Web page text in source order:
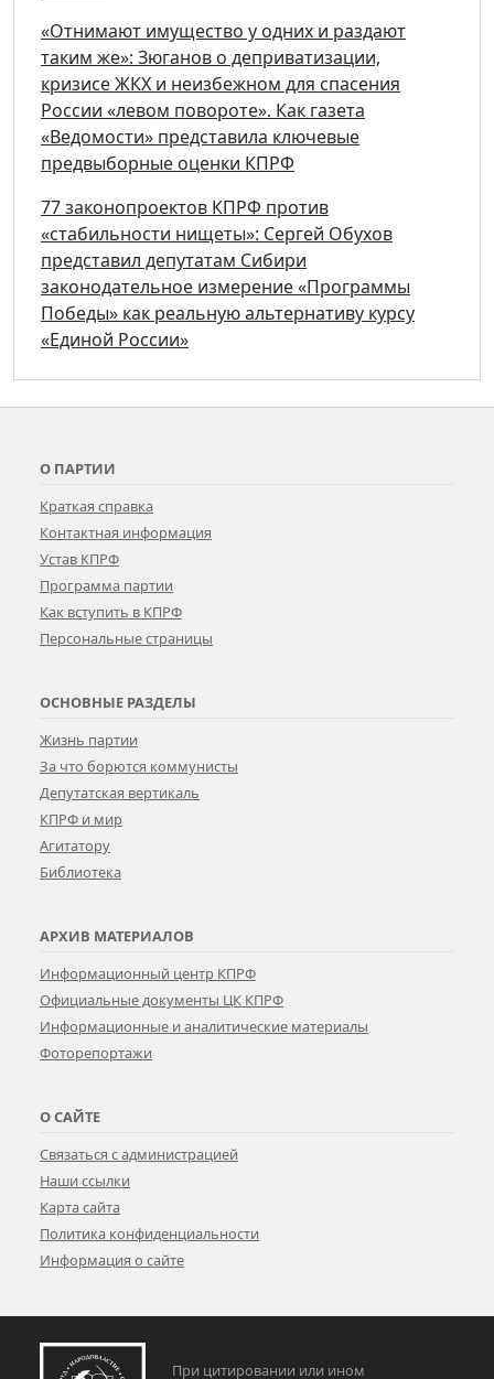
«Отнимают имущество у одних и раздают
таким же»: Зюганов о деприватизации,
кризисе ЖКХ и неизбежном для спасения
России «левом повороте». Как газета
«Ведомости» представила ключевые
предвыборные оценки КПРФ
77 законопроектов КПРФ против
«стабильности нищеты»: Сергей Обухов
представил депутатам Сибири
законодательное измерение «Программы
Победы» как реальную альтернативу курсу
«Единой России»
О ПАРТИИ
Краткая справка
Контактная информация
Устав КПРФ
Программа партии
Как вступить в КПРФ
Персональные страницы
ОСНОВНЫЕ РАЗДЕЛЫ
Жизнь партии
За что борются коммунисты
Депутатская вертикаль
КПРФ и мир
Агитатору
Библиотека
АРХИВ МАТЕРИАЛОВ
Информационный центр КПРФ
Официальные документы ЦК КПРФ
Информационные и аналитические материалы
Фоторепортажи
О САЙТЕ
Связаться с администрацией
Наши ссылки
Карта сайта
Политика конфиденциальности
Информация о сайте
При цитировании или ином